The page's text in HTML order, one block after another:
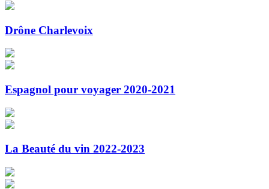
Drône Charlevoix
Espagnol pour voyager 2020-2021
La Beauté du vin 2022-2023